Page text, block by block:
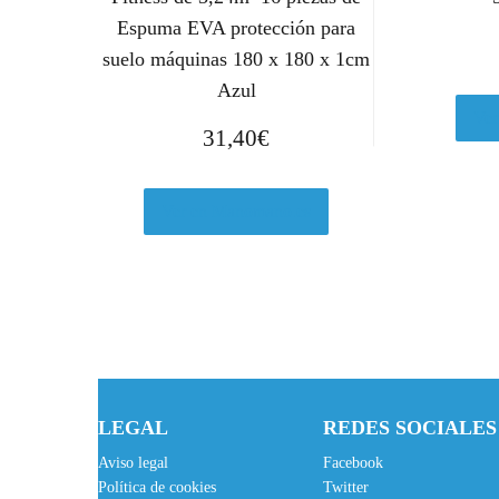
Espuma EVA protección para
suelo máquinas 180 x 180 x 1cm
Azul
31,40€
LEGAL
Aviso legal
Política de cookies
REDES SOCIALES
Facebook
Twitter